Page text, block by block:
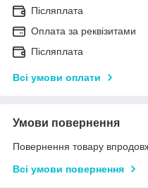
Післяплата
Оплата за реквізитами
Післяплата
Всі умови оплати
Умови повернення
Повернення товару
Всі умови повернення